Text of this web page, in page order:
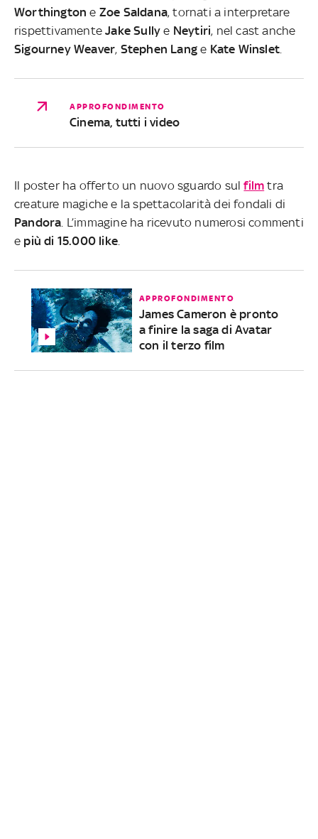
Worthington e Zoe Saldana, tornati a interpretare
rispettivamenteJake Sully e Neytiri, nel cast anche
Sigourney Weaver, Stephen Lang e Kate Winslet
APPROFONDIMENTO
Cinema, tutti i video
Il poster ha offerto un nuovo sguardo sulfilm tra
creature magiche e la spettacolarità dei fondali di
Pandora . L’immagine ha ricevuto numerosi commenti
e più di 15.000 like
APPROFONDIMENTO
James Cameron è pronto
a finire la saga di Avatar
con il terzo film